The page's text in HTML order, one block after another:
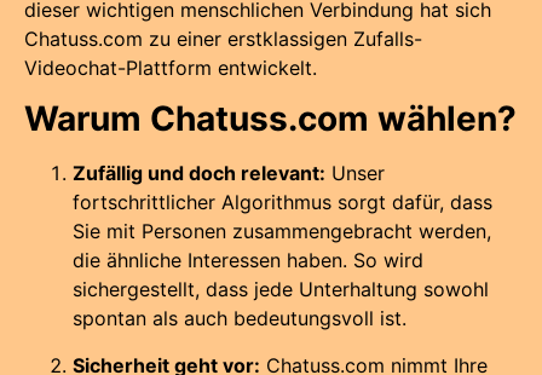
dieser wichtigen menschlichen Verbindung hat sich
Chatuss.com zu einer erstklassigen Zufalls-
Videochat-Plattform entwickelt.
Warum Chatuss.com wählen?
Zufällig und doch relevant: Unser
fortschrittlicher Algorithmus sorgt dafür, dass
Sie mit Personen zusammengebracht werden,
die ähnliche Interessen haben. So wird
sichergestellt, dass jede Unterhaltung sowohl
spontan als auch bedeutungsvoll ist.
Sicherheit geht vor: Chatuss.com nimmt Ihre